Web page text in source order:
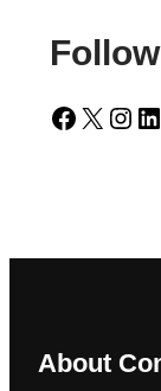
Facebook X Instagram LinkedIn
About